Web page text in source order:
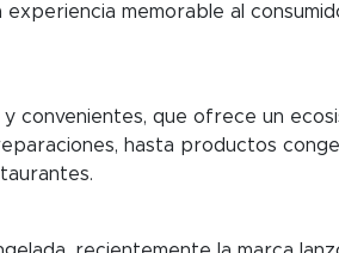
memorable al
convenientes, que ofrece un
hasta productos